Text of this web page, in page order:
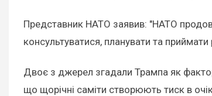
Представник НАТО заявив: "НАТО
консультуватися, планувати та
Двоє з джерел згадали Трампа як
що щорічні саміти створюють тиск в